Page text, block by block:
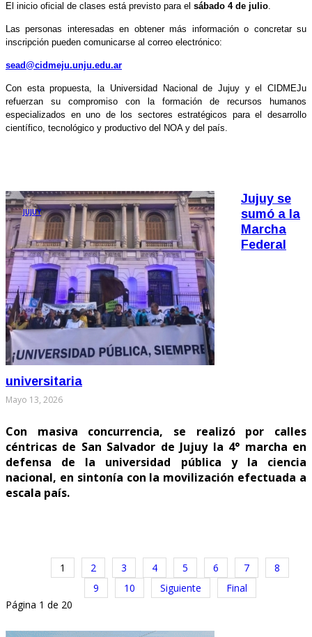
El inicio oficial de clases está previsto para el sábado 4 de julio.
Las personas interesadas en obtener más información o concretar su
inscripción pueden comunicarse al correo electrónico:
sead@cidmeju.unju.edu.ar
Con esta propuesta, la Universidad Nacional de Jujuy y el CIDMEJu
refuerzan su compromiso con la formación de recursos humanos
especializados en uno de los sectores estratégicos para el desarrollo
científico, tecnológico y productivo del NOA y del país.
JUJUY
Jujuy se
sumó a la
Marcha
Federal
universitaria
Mayo 13, 2026
Con masiva concurrencia, se realizó por calles
céntricas de San Salvador de Jujuy la 4° marcha en
defensa de la universidad pública y la ciencia
nacional, en sintonía con la movilización efectuada a
escala país.
1 2 3 4 5 6 7
8
9
10 Siguiente
Final
Página 1 de 20